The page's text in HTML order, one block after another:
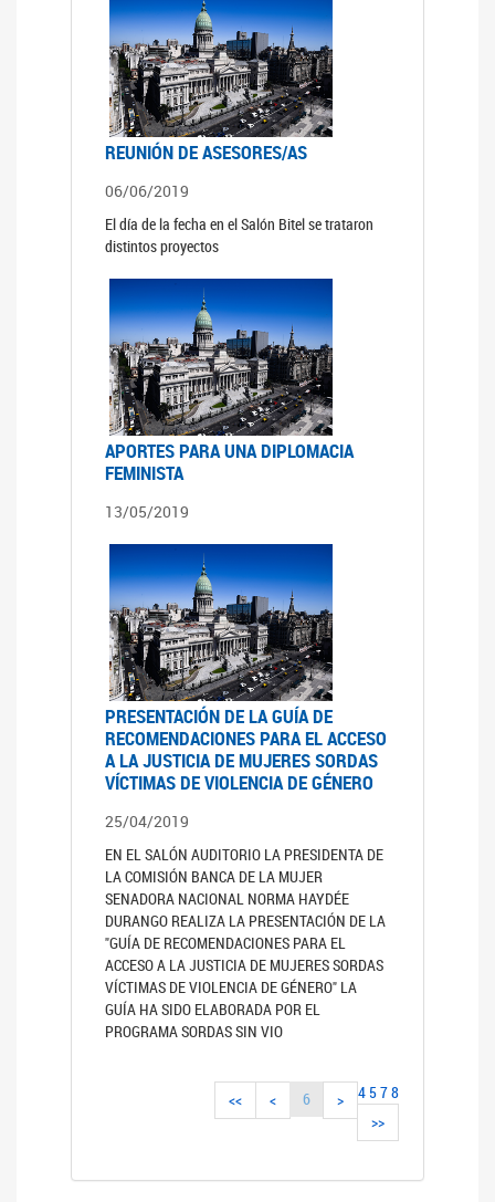
REUNIÓN DE ASESORES/AS
06/06/2019
El día de la fecha en el Salón Bitel se trataron
distintos proyectos
APORTES PARA UNA DIPLOMACIA
FEMINISTA
13/05/2019
PRESENTACIÓN DE LA GUÍA DE
RECOMENDACIONES PARA EL ACCESO
A LA JUSTICIA DE MUJERES SORDAS
VÍCTIMAS DE VIOLENCIA DE GÉNERO
25/04/2019
EN EL SALÓN AUDITORIO LA PRESIDENTA DE
LA COMISIÓN BANCA DE LA MUJER
SENADORA NACIONAL NORMA HAYDÉE
DURANGO REALIZA LA PRESENTACIÓN DE LA
"GUÍA DE RECOMENDACIONES PARA EL
ACCESO A LA JUSTICIA DE MUJERES SORDAS
VÍCTIMAS DE VIOLENCIA DE GÉNERO" LA
GUÍA HA SIDO ELABORADA POR EL
PROGRAMA SORDAS SIN VIO
<< < 4 5
6 78
>
>>